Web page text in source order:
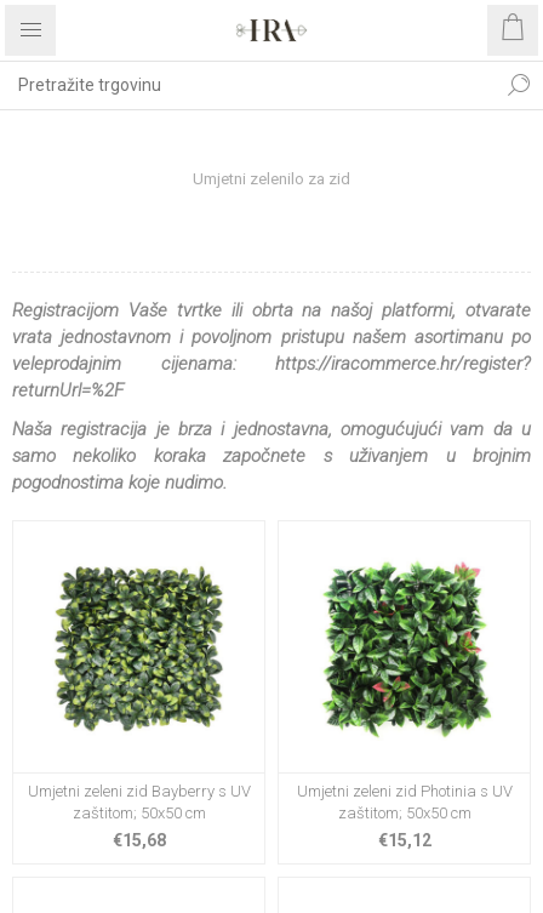
Umjetni zelenilo za zid
Registracijom Vaše tvrtke ili obrta na našoj platformi, otvarate
vrata jednostavnom i povoljnom pristupu našem asortimanu po
veleprodajnim cijenama: https://iracommerce.hr/register?
returnUrl=%2F
Naša registracija je brza i jednostavna, omogućujući vam da u
samo nekoliko koraka započnete s uživanjem u brojnim
pogodnostima koje nudimo.
Umjetni zeleni zid Bayberry s UV
zaštitom; 50x50 cm
€15,68
Umjetni zeleni zid Photinia s UV
zaštitom; 50x50 cm
€15,12